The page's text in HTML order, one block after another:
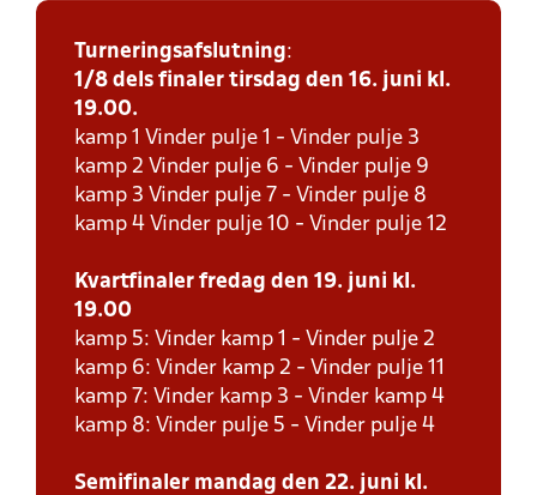
Turneringsafslutning:
1/8 dels finaler tirsdag den 16. juni kl.
19.00.
kamp 1 Vinder pulje 1 - Vinder pulje 3
kamp 2 Vinder pulje 6 - Vinder pulje 9
kamp 3 Vinder pulje 7 - Vinder pulje 8
kamp 4 Vinder pulje 10 - Vinder pulje 12
Kvartfinaler fredag den 19. juni kl.
19.00
kamp 5: Vinder kamp 1 - Vinder pulje 2
kamp 6: Vinder kamp 2 - Vinder pulje 11
kamp 7: Vinder kamp 3 - Vinder kamp 4
kamp 8: Vinder pulje 5 - Vinder pulje 4
Semifinaler mandag den 22. juni kl.